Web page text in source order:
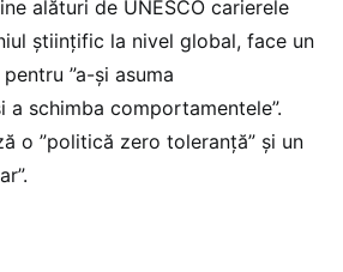
alături de UNESCO carierele
ştiinţific la nivel global, face un
”a-şi asuma
a schimba comportamentele”.
o ”politică zero toleranţă” şi un